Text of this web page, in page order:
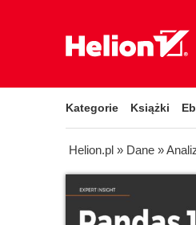
Kategorie Książki
Helion.pl » Dane »